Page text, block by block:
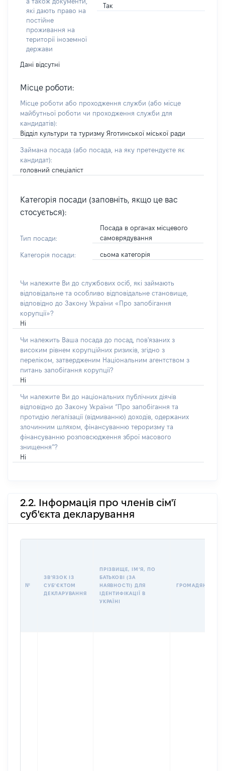
які дають право на
постійне
проживання на
території іноземної
держави
Так
Дані відсутні
Місце роботи:
Місце роботи або проходження служби (або місце
майбутньої роботи чи проходження служби для
кандидатів):
Відділ культури та туризму Яготинської міської ради
Займана посада (або посада, на яку претендуєте як
кандидат):
головний спеціаліст
Категорія посади (заповніть, якщо це вас
стосується):
Тип посади:
Посада в органах місцевого
самоврядування
Категорія посади: сьома категорія
Чи належите Ви до службових осіб, які займають
відповідальне та особливо відповідальне становище,
відповідно до Закону України «Про запобігання
корупції»?
Ні
Чи належить Ваша посада до посад, пов'язаних з
високим рівнем корупційних ризиків, згідно з
переліком, затвердженим Національним агентством з
питань запобігання корупції?
Ні
Чи належите Ви до національних публічних діячів
відповідно до Закону України “Про запобігання та
протидію легалізації (відмиванню) доходів, одержаних
злочинним шляхом, фінансуванню тероризму та
фінансуванню розповсюдження зброї масового
знищення”?
Ні
2.2. Інформація про членів сім'ї
суб'єкта декларування
№
ЗВʼЯЗОК ІЗ
СУБʼЄКТОМ
ДЕКЛАРУВАННЯ
ПРІЗВИЩЕ, ІМʼЯ, ПО
БАТЬКОВІ (ЗА
НАЯВНОСТІ) ДЛЯ
ІДЕНТИФІКАЦІЇ В
УКРАЇНІ
ГРОМАДЯНСТВО